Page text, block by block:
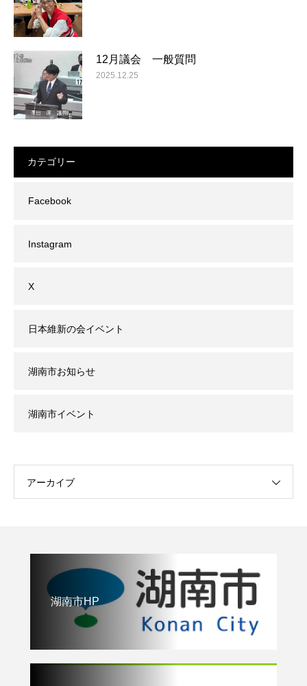
12月議会 一般質問
2025.12.25
カテゴリー
Facebook
Instagram
X
日本維新の会イベント
湖南市お知らせ
湖南市イベント
アーカイブ
湖南市HP